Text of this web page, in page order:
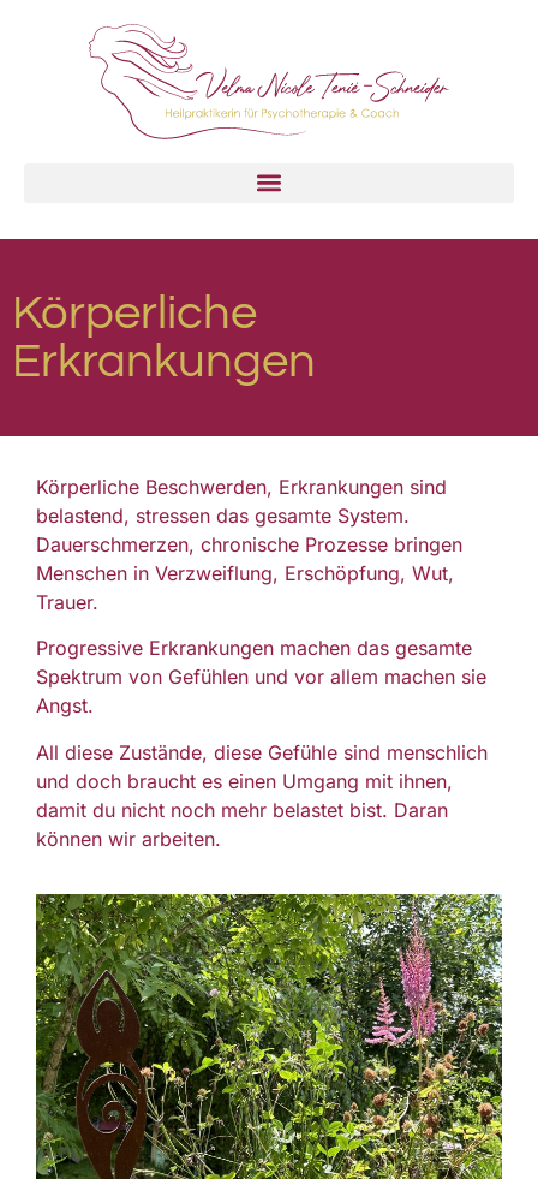
Körperliche
Erkrankungen
Körperliche Beschwerden, Erkrankungen sind
belastend, stressen das gesamte System.
Dauerschmerzen, chronische Prozesse bringen
Menschen in Verzweiflung, Erschöpfung, Wut,
Trauer.
Progressive Erkrankungen machen das gesamte
Spektrum von Gefühlen und vor allem machen sie
Angst.
All diese Zustände, diese Gefühle sind menschlich
und doch braucht es einen Umgang mit ihnen,
damit du nicht noch mehr belastet bist. Daran
können wir arbeiten.